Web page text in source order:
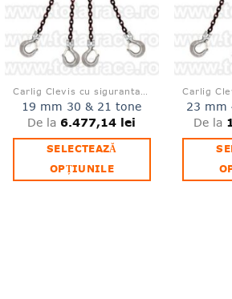
fi
alese
în
pagina
Carlig Clevis cu siguranta L1339
19 mm 30 & 21 tone
De la 6.477,14 lei
SELECTEAZĂ
OPȚIUNILE
23 mm
De la